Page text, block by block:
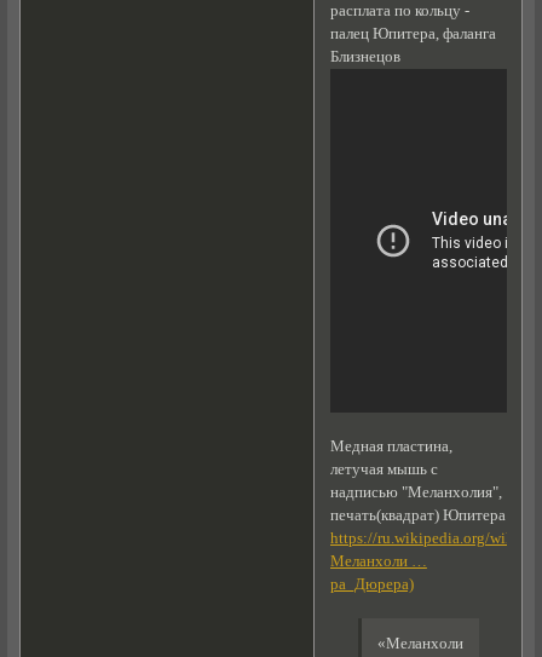
расплата по кольцу -
палец Юпитера, фаланга
Близнецов
Медная пластина,
летучая мышь с
надписью "Меланхолия",
печать(квадрат) Юпитера
https://ru.wikipedia.org/wiki/
Меланхоли …
ра_Дюрера)
«Меланхолия»